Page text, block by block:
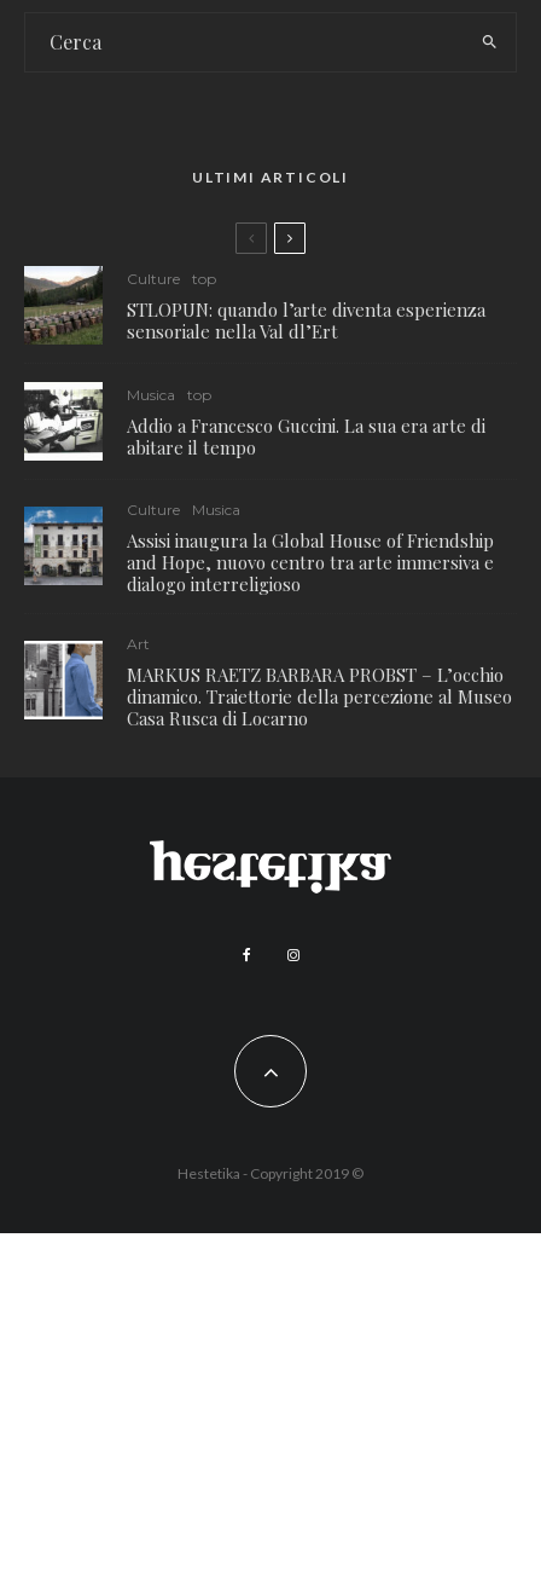
ULTIMI ARTICOLI
Culture top
STLOPUN: quando l’arte diventa esperienza
sensoriale nella Val dl’Ert
Musica top
Addio a Francesco Guccini. La sua era arte di
abitare il tempo
Culture Musica
Assisi inaugura la Global House of Friendship
and Hope, nuovo centro tra arte immersiva e
dialogo interreligioso
Art
MARKUS RAETZ BARBARA PROBST – L’occhio
dinamico. Traiettorie della percezione al Museo
Casa Rusca di Locarno
Hestetika - Copyright 2019 ©